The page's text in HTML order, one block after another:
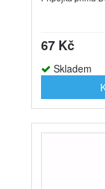
67 Kč
Skladem